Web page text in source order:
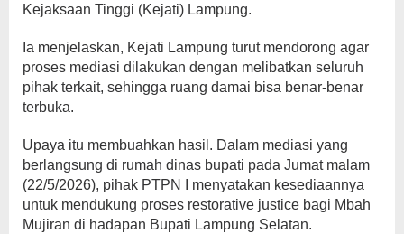
Kejaksaan Tinggi (Kejati) Lampung.
Ia menjelaskan, Kejati Lampung turut mendorong agar
proses mediasi dilakukan dengan melibatkan seluruh
pihak terkait, sehingga ruang damai bisa benar-benar
terbuka.
Upaya itu membuahkan hasil. Dalam mediasi yang
berlangsung di rumah dinas bupati pada Jumat malam
(22/5/2026), pihak PTPN I menyatakan kesediaannya
untuk mendukung proses restorative justice bagi Mbah
Mujiran di hadapan Bupati Lampung Selatan.